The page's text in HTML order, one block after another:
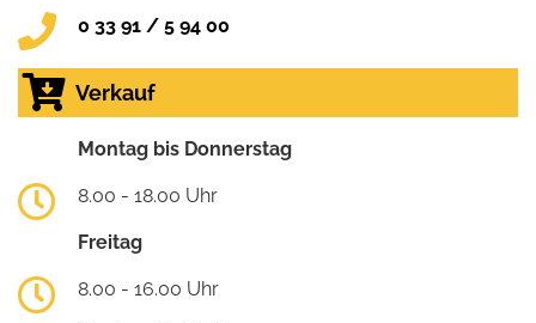
0 33 91 / 5 94 00
Verkauf
Montag bis Donnerstag
8.00 - 18.00 Uhr
Freitag
8.00 - 16.00 Uhr